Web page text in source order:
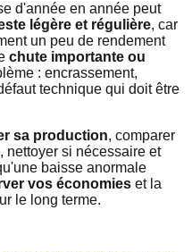
d'année en année peut
légère et régulière, car
un peu de rendement
chute importante ou
: encrassement,
technique qui doit être
sa production, comparer
nettoyer si nécessaire et
baisse anormale
vos économies et la
le long terme.